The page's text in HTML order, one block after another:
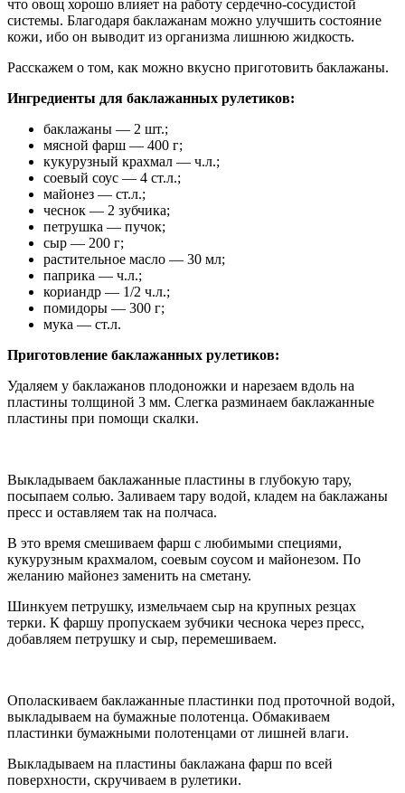
что овощ хорошо влияет на работу сердечно-сосудистой
системы. Благодаря баклажанам можно улучшить состояние
кожи, ибо он выводит из организма лишнюю жидкость.
Расскажем о том, как можно вкусно приготовить баклажаны.
Ингредиенты для баклажанных рулетиков:
баклажаны — 2 шт.;
мясной фарш — 400 г;
кукурузный крахмал — ч.л.;
соевый соус — 4 ст.л.;
майонез — ст.л.;
чеснок — 2 зубчика;
петрушка — пучок;
сыр — 200 г;
растительное масло — 30 мл;
паприка — ч.л.;
кориандр — 1/2 ч.л.;
помидоры — 300 г;
мука — ст.л.
Приготовление баклажанных рулетиков:
Удаляем у баклажанов плодоножки и нарезаем вдоль на
пластины толщиной 3 мм. Слегка разминаем баклажанные
пластины при помощи скалки.
Выкладываем баклажанные пластины в глубокую тару,
посыпаем солью. Заливаем тару водой, кладем на баклажаны
пресс и оставляем так на полчаса.
В это время смешиваем фарш с любимыми специями,
кукурузным крахмалом, соевым соусом и майонезом. По
желанию майонез заменить на сметану.
Шинкуем петрушку, измельчаем сыр на крупных резцах
терки. К фаршу пропускаем зубчики чеснока через пресс,
добавляем петрушку и сыр, перемешиваем.
Ополаскиваем баклажанные пластинки под проточной водой,
выкладываем на бумажные полотенца. Обмакиваем
пластинки бумажными полотенцами от лишней влаги.
Выкладываем на пластины баклажана фарш по всей
поверхности, скручиваем в рулетики.